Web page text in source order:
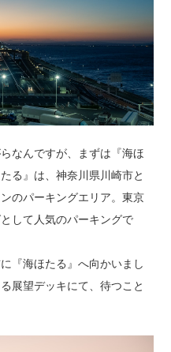
なんですが、まずは『海ほ
る』は、神奈川県川崎市と
のパーキングエリア。東京
して人気のパーキングで
『海ほたる』へ向かいまし
展望デッキにて、待つこと